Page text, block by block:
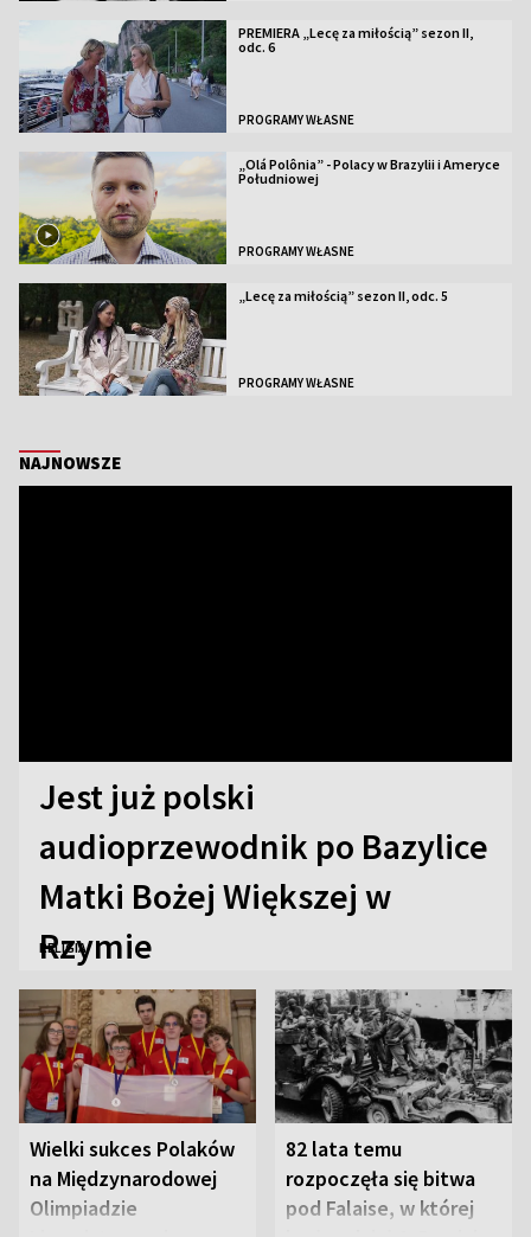
PREMIERA „Lecę za miłością” sezon II,
odc. 6
PROGRAMY WŁASNE
„Olá Polônia” - Polacy w Brazylii i Ameryce
Południowej
PROGRAMY WŁASNE
„Lecę za miłością” sezon II, odc. 5
PROGRAMY WŁASNE
NAJNOWSZE
Jest już polski
audioprzewodnik po Bazylice
Matki Bożej Większej w
Rzymie
RELIGIA
Wielki sukces Polaków
na Międzynarodowej
Olimpiadzie
82 lata temu
rozpoczęła się bitwa
pod Falaise, w której